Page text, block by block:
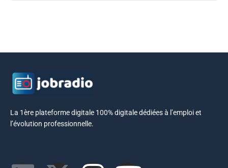
La 1ère plateforme digitale 100% digitale dédiées à l’emploi et
l’évolution professionnelle.